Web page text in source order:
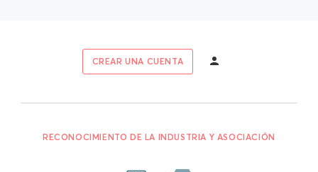
CREAR UNA CUENTA
RECONOCIMIENTO DE LA INDUSTRIA Y ASOCIACIÓN